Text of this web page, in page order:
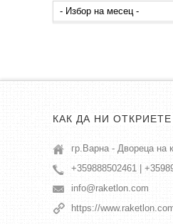
Архив
публикации
КАК ДА НИ ОТКРИЕТЕ
гр.Варна - Двореца на
+359888502461 |
info@raketlon.com
https://